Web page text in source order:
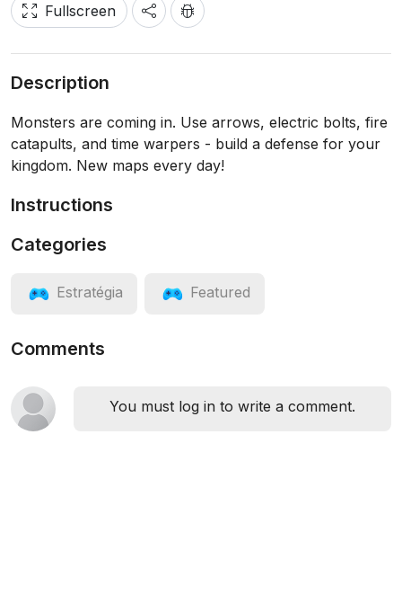
Fullscreen
Description
Monsters are coming in. Use arrows, electric bolts, fire
catapults, and time warpers - build a defense for your
kingdom. New maps every day!
Instructions
Categories
Estratégia Featured
Comments
You must log in to write a comment.